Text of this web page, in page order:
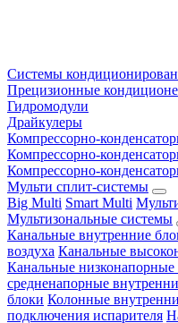
Системы
Прецизионные
Гидромодули
Драйкулеры
Компрессорно-
Компрессорно-
Компрессорно-
Мульти сплит-системы
Big Multi Smart Multi
Мультизональные системы
Канальные внутренние
воздуха Канальные
Канальные низконапорные
средненапорные
блоки Колонные
подключения испарителя